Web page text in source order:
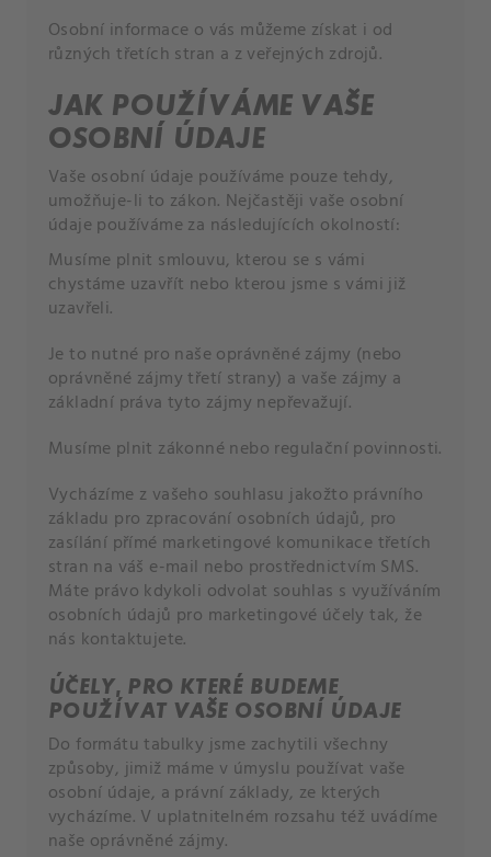
Osobní informace o vás můžeme získat i od
různých třetích stran a z veřejných zdrojů.
JAK POUŽÍVÁME VAŠE
OSOBNÍ ÚDAJE
Vaše osobní údaje používáme pouze tehdy,
umožňuje-li to zákon. Nejčastěji vaše osobní
údaje používáme za následujících okolností:
Musíme plnit smlouvu, kterou se s vámi
chystáme uzavřít nebo kterou jsme s vámi již
uzavřeli.
Je to nutné pro naše oprávněné zájmy (nebo
oprávněné zájmy třetí strany) a vaše zájmy a
základní práva tyto zájmy nepřevažují.
Musíme plnit zákonné nebo regulační povinnosti.
Vycházíme z vašeho souhlasu jakožto právního
základu pro zpracování osobních údajů, pro
zasílání přímé marketingové komunikace třetích
stran na váš e-mail nebo prostřednictvím SMS.
Máte právo kdykoli odvolat souhlas s využíváním
osobních údajů pro marketingové účely tak, že
nás kontaktujete.
ÚČELY, PRO KTERÉ BUDEME
POUŽÍVAT VAŠE OSOBNÍ ÚDAJE
Do formátu tabulky jsme zachytili všechny
způsoby, jimiž máme v úmyslu používat vaše
osobní údaje, a právní základy, ze kterých
vycházíme. V uplatnitelném rozsahu též uvádíme
naše oprávněné zájmy.